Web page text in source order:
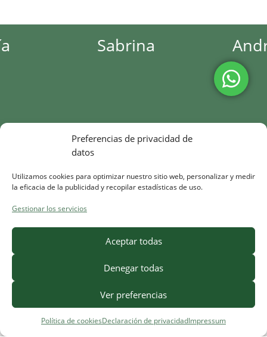
Preferencias de privacidad de
datos
Utilizamos cookies para optimizar nuestro sitio web, personalizar y medir
la eficacia de la publicidad y recopilar estadísticas de uso.
Gestionar los servicios
Aceptar todas
Denegar todas
Ver preferencias
Política de cookiesDeclaración de privacidadImpressum
Sabrina Andrea